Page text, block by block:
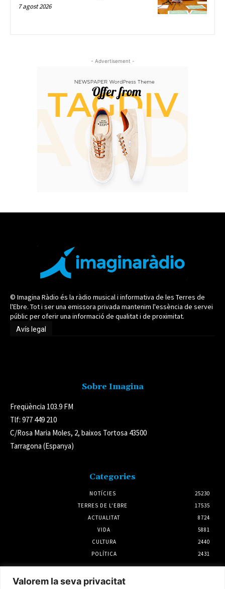
Valorem la seva privacitat
7 agost 2026
- Advertisement -
© Imagina Ràdio és la ràdio musical i informativa de les Terres de
l'Ebre. Tot i ser una emissora privada mantenim l'essència de servei
públic per oferir una informació de qualitat i de proximitat.
Avís legal
Sobre Imagina
Freqüència 103.9 FM
Tlf: 977 449 210
C/Rosa Maria Moles, 2, baixos Tortosa 43500
Tarragona (Espanya)
Categories
NOTÍCIES
25230
TERRES DE L'EBRE
17535
ACTUALITAT
8724
VIDA
5881
CULTURA
2440
POLÍTICA
2431